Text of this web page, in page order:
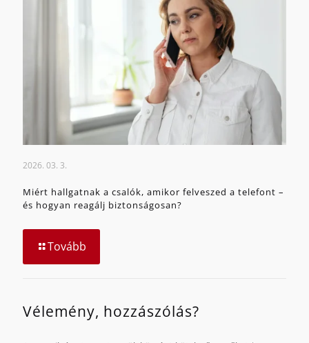
2026. 03. 3.
Miért hallgatnak a csalók, amikor felveszed a telefont –
és hogyan reagálj biztonságosan?
Tovább
Vélemény, hozzászólás?